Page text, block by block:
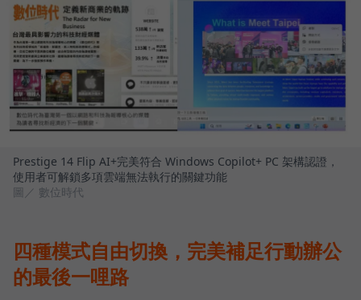
Prestige 14 Flip AI+完美符合 Windows Copilot+ PC 架構認證，
使用者可解鎖多項雲端無法執行的關鍵功能
圖／ 數位時代
四種模式自由切換，完美補足行動辦公
的最後一哩路